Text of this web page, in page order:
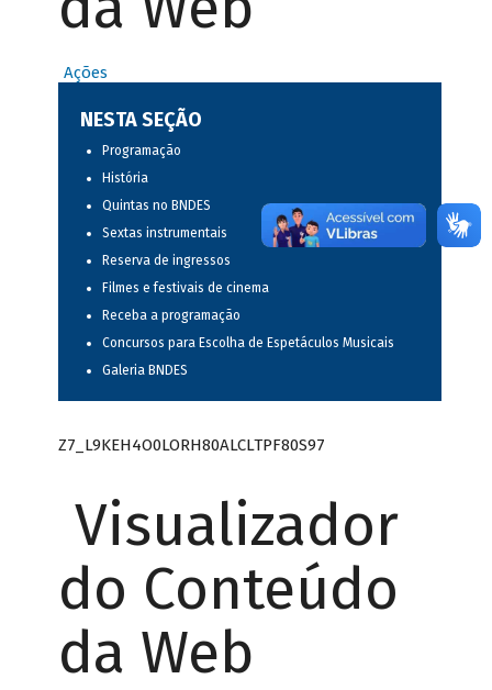
Ações
NESTA SEÇÃO
Programação
História
Quintas no BNDES
Sextas instrumentais
Reserva de ingressos
Filmes e festivais de cinema
Receba a programação
Concursos para Escolha de Espetáculos Musicais
Galeria BNDES
Z7_L9KEH4O0LORH80ALCLTPF80S97
Visualizador
do Conteúdo
da Web